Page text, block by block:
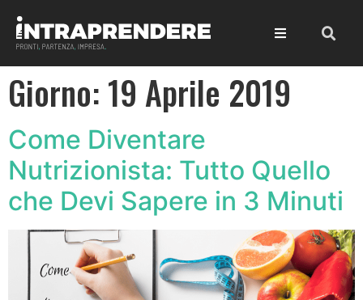
Giorno: 19 Aprile 2019
Come Diventare
Nutrizionista: Tutto Quello
che Devi Sapere in 3 Minuti